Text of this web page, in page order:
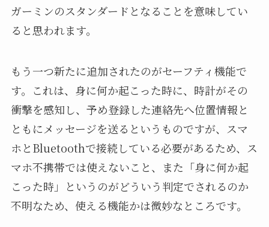
ガーミンのスタンダードとなることを意味してい
ると思われます。
もう一つ新たに追加されたのがセーフティ機能で
す。これは、身に何か起こった時に、時計がその
衝撃を感知し、予め登録した連絡先へ位置情報と
ともにメッセージを送るというものですが、スマ
ホとBluetoothで接続している必要があるため、ス
マホ不携帯では使えないこと、また「身に何か起
こった時」というのがどういう判定でされるのか
不明なため、使える機能かは微妙なところです。